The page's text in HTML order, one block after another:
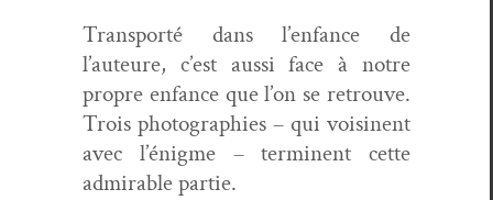
Trans­porté dans l’enfance de
l’auteure, c’est aus­si face à notre
pro­pre enfance que l’on se retrou­ve.
Trois pho­togra­phies – qui voisi­nent
avec l’énigme – ter­mi­nent cette
admirable partie.